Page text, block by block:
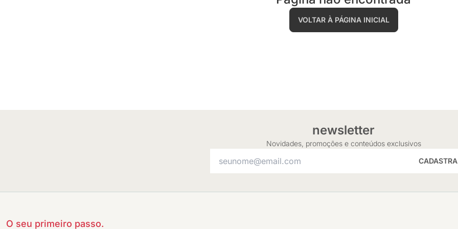
VOLTAR À PÁGINA INICIAL
newsletter
Novidades, promoções e conteúdos exclusivos
O seu primeiro passo.